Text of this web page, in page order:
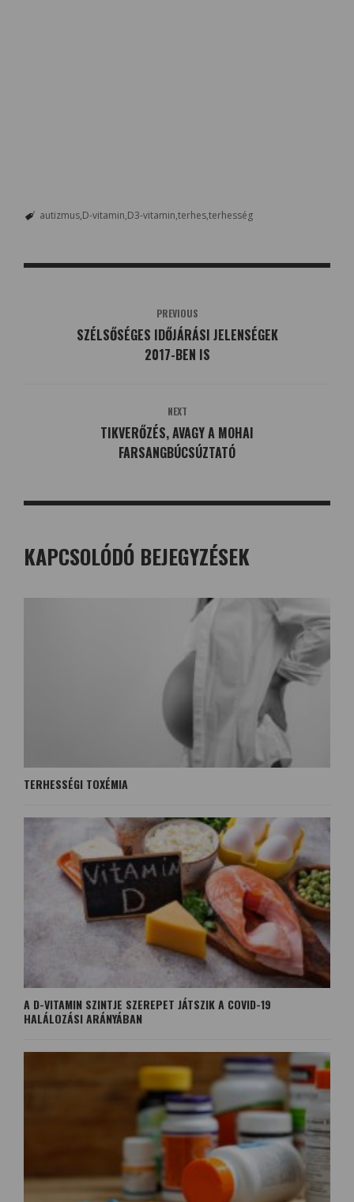
autizmus D-vitamin D3-vitamin terhesterhesség
PREVIOUS
SZÉLSŐSÉGES IDŐJÁRÁSI JELENSÉGEK
2017-BEN IS
NEXT
TIKVERŐZÉS, AVAGY A MOHAI
FARSANGBÚCSÚZTATÓ
KAPCSOLÓDÓ BEJEGYZÉSEK
TERHESSÉGI TOXÉMIA
A D-VITAMIN SZINTJE SZEREPET JÁTSZIK A COVID-19
HALÁLOZÁSI ARÁNYÁBAN